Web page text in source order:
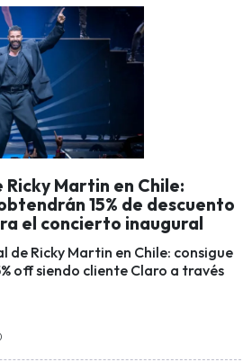
Ricky Martin en Chile:
15% de descuento
el concierto inaugural
de Ricky Martin en Chile: consigue
off siendo cliente Claro a través